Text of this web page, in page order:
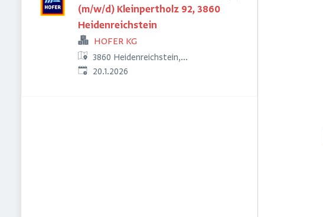
(m/w/d) Kleinpertholz 92, 3860
Heidenreichstein
HOFER KG
3860 Heidenreichstein,
Österreich
Veröffentlicht
20.1.2026